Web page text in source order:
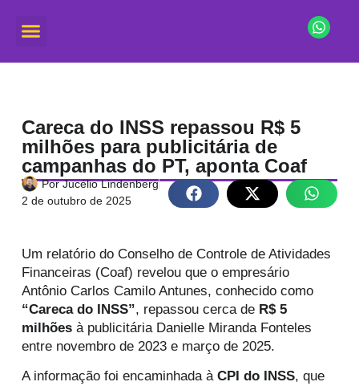
Careca do INSS repassou R$ 5
milhões para publicitária de
campanhas do PT, aponta Coaf
PorJucélio Lindenberg
2 de outubro de 2025
Um relatório do Conselho de Controle de Atividades
Financeiras (Coaf) revelou que o empresário
Antônio Carlos Camilo Antunes, conhecido como
“Careca do INSS”, repassou cerca de R$ 5
milhões à publicitária Danielle Miranda Fonteles
entre novembro de 2023 e março de 2025.
A informação foi encaminhada àCPI do INSS, que